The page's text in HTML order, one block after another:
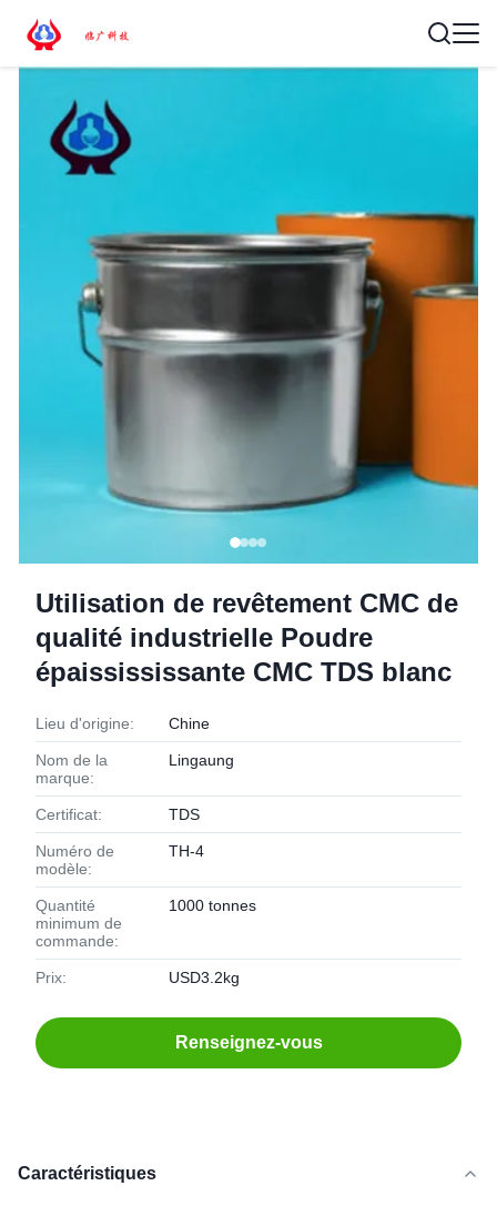
Utilisation de revêtement CMC de
qualité industrielle Poudre
épaissississante CMC TDS blanc
Lieu d'origine: Chine
Nom de la
marque:
Lingaung
Certificat: TDS
Numéro de
modèle:
TH-4
Quantité
minimum de
commande:
1000 tonnes
Prix: USD3.2kg
Renseignez-vous
Caractéristiques